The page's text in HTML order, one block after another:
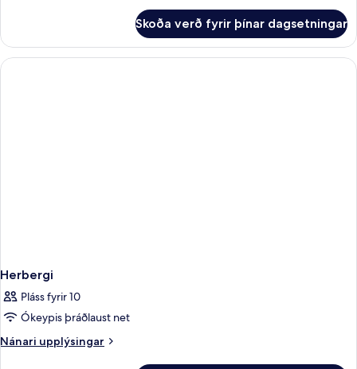
con
Terraza
Skoða verð fyrir þínar dagsetningar
Herbergi
Pláss fyrir 10
Ókeypis þráðlaust net
Nánari upplýsingar
Nánari